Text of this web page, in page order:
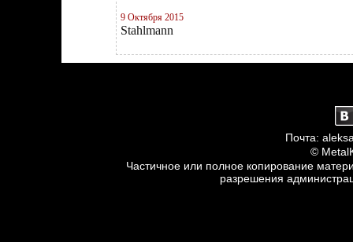
9 Октября 2015
Stahlmann
Почта:
©
Частичное или полное копирование
разрешения